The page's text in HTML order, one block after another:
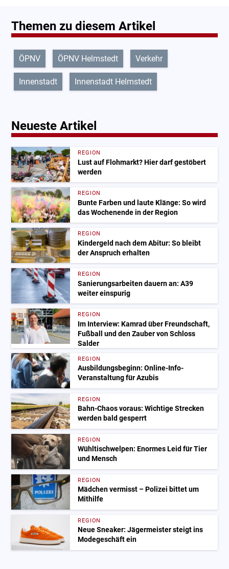
Themen zu diesem Artikel
ÖPNV ÖPNV Helmstedt Verkehr
Innenstadt Innenstadt Helmstedt
Neueste Artikel
REGION
Lust auf Flohmarkt? Hier darf gestöbert
werden
REGION
Bunte Farben und laute Klänge: So wird
das Wochenende in der Region
REGION
Kindergeld nach dem Abitur: So bleibt
der Anspruch erhalten
REGION
Sanierungsarbeiten dauern an: A39
weiter einspurig
REGION
Im Interview: Kamrad über Freundschaft,
Fußball und den Zauber von Schloss
Salder
REGION
Ausbildungsbeginn: Online-Info-
Veranstaltung für Azubis
REGION
Bahn-Chaos voraus: Wichtige Strecken
werden bald gesperrt
REGION
Wühltischwelpen: Enormes Leid für Tier
und Mensch
REGION
Mädchen vermisst – Polizei bittet um
Mithilfe
REGION
Neue Sneaker: Jägermeister steigt ins
Modegeschäft ein